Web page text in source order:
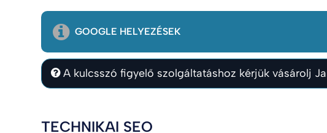
GOOGLE HELYEZÉSEK
A kulcsszó figyelő szolgáltatáshoz kérjük vásárolj
TECHNIKAI SEO